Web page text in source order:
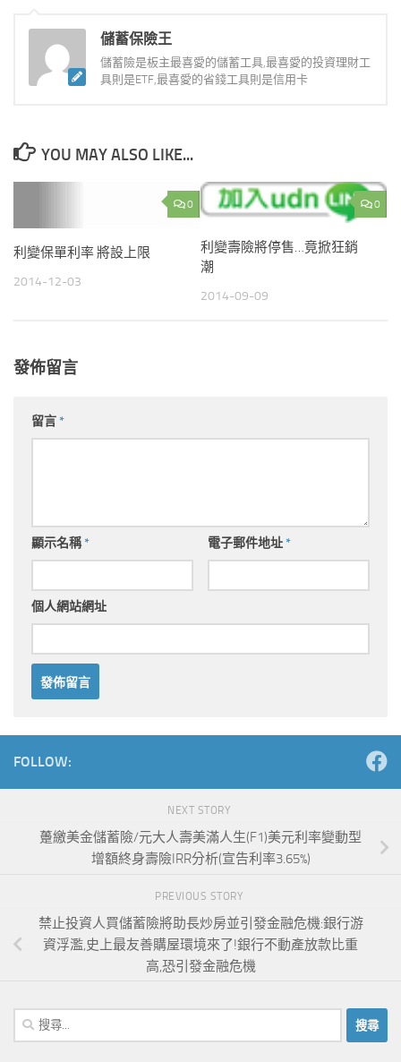
儲蓄保險王
儲蓄險是板主最喜愛的儲蓄工具,最喜愛的投資理財工
具則是ETF,最喜愛的省錢工具則是信用卡
YOU MAY ALSO LIKE...
0
利變保單利率 將設上限
2014-12-03
0
利變壽險將停售…竟掀狂銷
潮
2014-09-09
發佈留言
留言*
顯示名稱* 電子郵件地址*
個人網站網址
FOLLOW:
NEXT STORY
躉繳美金儲蓄險/元大人壽美滿人生(F1)美元利率變動型
增額終身壽險IRR分析(宣告利率3.65%)
PREVIOUS STORY
禁止投資人買儲蓄險將助長炒房並引發金融危機:銀行游
資浮濫,史上最友善購屋環境來了!銀行不動產放款比重
高,恐引發金融危機
搜
尋